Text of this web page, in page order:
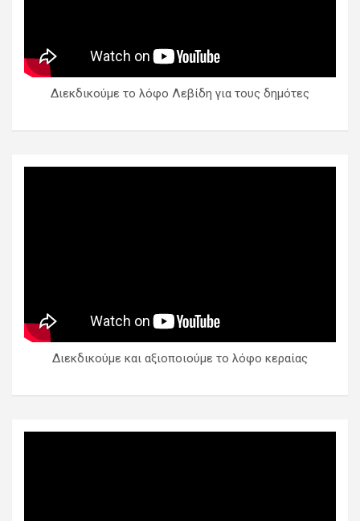
Διεκδικούμε το λόφο Λεβίδη για τους δημότες
Διεκδικούμε και αξιοποιούμε το λόφο κεραίας